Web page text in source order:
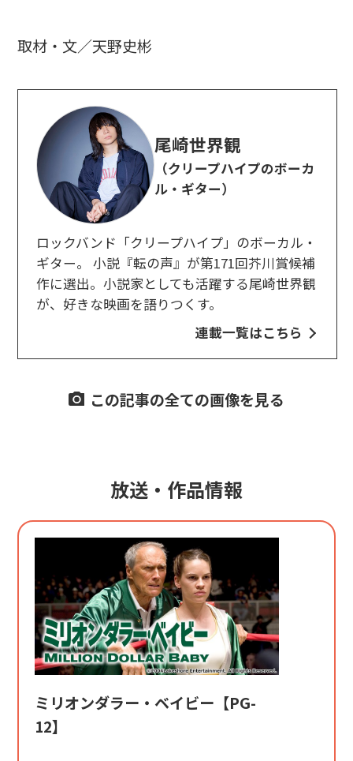
取材・文／天野史彬
尾崎世界観
（クリープハイプのボーカ
ル・ギター）
ロックバンド「クリープハイプ」のボーカル・
ギター。 小説『転の声』が第171回芥川賞候補
作に選出。小説家としても活躍する尾崎世界観
が、好きな映画を語りつくす。
連載一覧はこちら
この記事の全ての画像を見る
放送・作品情報
ミリオンダラー・ベイビー【PG-
12】